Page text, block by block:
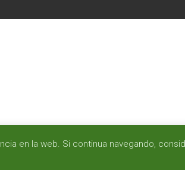
en la web. Si continua navegando,